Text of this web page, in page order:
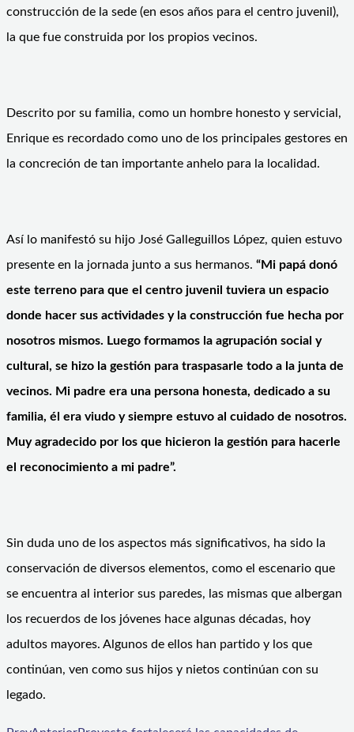
construcción de la sede (en esos años para el centro juvenil),
la que fue construida por los propios vecinos.
Descrito por su familia, como un hombre honesto y servicial,
Enrique es recordado como uno de los principales gestores en
la concreción de tan importante anhelo para la localidad.
Así lo manifestó su hijo José Galleguillos López, quien estuvo
presente en la jornada junto a sus hermanos. “Mi papá donó
este terreno para que el centro juvenil tuviera un espacio
donde hacer sus actividades y la construcción fue hecha por
nosotros mismos. Luego formamos la agrupación social y
cultural, se hizo la gestión para traspasarle todo a la junta de
vecinos. Mi padre era una persona honesta, dedicado a su
familia, él era viudo y siempre estuvo al cuidado de nosotros.
Muy agradecido por los que hicieron la gestión para hacerle
el reconocimiento a mi padre”.
Sin duda uno de los aspectos más significativos, ha sido la
conservación de diversos elementos, como el escenario que
se encuentra al interior sus paredes, las mismas que albergan
los recuerdos de los jóvenes hace algunas décadas, hoy
adultos mayores. Algunos de ellos han partido y los que
continúan, ven como sus hijos y nietos continúan con su
legado.